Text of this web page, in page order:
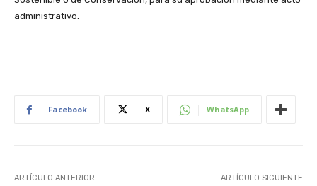
administrativo.
Facebook X WhatsApp
ARTÍCULO ANTERIOR ARTÍCULO SIGUIENTE